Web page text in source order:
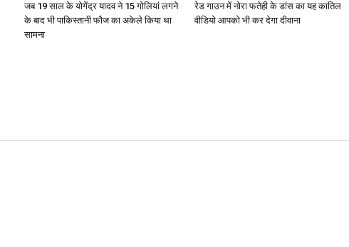
जब 19 साल के योगेंद्र यादव ने 15 गोलियां लगने
के बाद भी पाकिस्तानी फौज का अकेले किया था
सामना
रेड गाउन में नोरा फतेही के डांस का यह कातिल
वीडियो आपको भी कर देगा दीवाना